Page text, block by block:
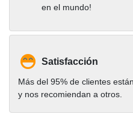
en el mundo!
Satisfacción
Más del 95% de clientes
y nos recomiendan a otros.